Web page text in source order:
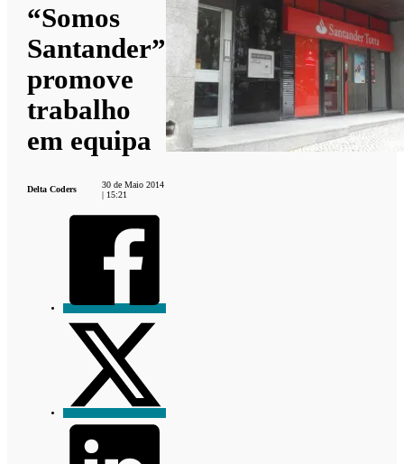
“Somos
Santander”
promove
trabalho
em equipa
Delta Coders
30 de Maio 2014
| 15:21